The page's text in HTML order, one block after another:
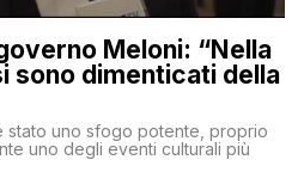
Meloni: “Nella
sono dimenticati della
stato uno sfogo potente, proprio
uno degli eventi culturali più